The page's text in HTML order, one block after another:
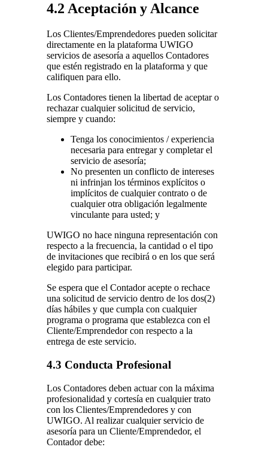
4.2 Aceptación y Alcance
Los Clientes/Emprendedores pueden solicitar
directamente en la plataforma UWIGO
servicios de asesoría a aquellos Contadores
que estén registrado en la plataforma y que
califiquen para ello.
Los Contadores tienen la libertad de aceptar o
rechazar cualquier solicitud de servicio,
siempre y cuando:
Tenga los conocimientos / experiencia
necesaria para entregar y completar el
servicio de asesoría;
No presenten un conflicto de intereses
ni infrinjan los términos explícitos o
implícitos de cualquier contrato o de
cualquier otra obligación legalmente
vinculante para usted; y
UWIGO no hace ninguna representación con
respecto a la frecuencia, la cantidad o el tipo
de invitaciones que recibirá o en los que será
elegido para participar.
Se espera que el Contador acepte o rechace
una solicitud de servicio dentro de los dos(2)
días hábiles y que cumpla con cualquier
programa o programa que establezca con el
Cliente/Emprendedor con respecto a la
entrega de este servicio.
4.3 Conducta Profesional
Los Contadores deben actuar con la máxima
profesionalidad y cortesía en cualquier trato
con los Clientes/Emprendedores y con
UWIGO. Al realizar cualquier servicio de
asesoría para un Cliente/Emprendedor, el
Contador debe: